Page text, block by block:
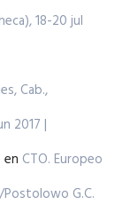
18-20 jul
Cab.,
2017 |
en CTO. Europeo
Postolowo G.C.